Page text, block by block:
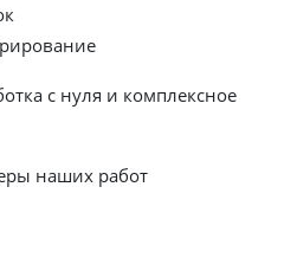
с нуля и комплексное
наших работ